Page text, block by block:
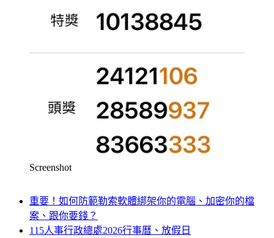
Screenshot
重要！如何防範勒索軟體綁架你的電腦、加密你的檔
案、跟你要錢？
115人事行政總處2026行事曆、放假日